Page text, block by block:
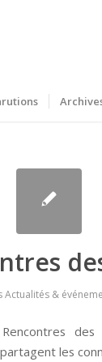
Actualités &
des
les